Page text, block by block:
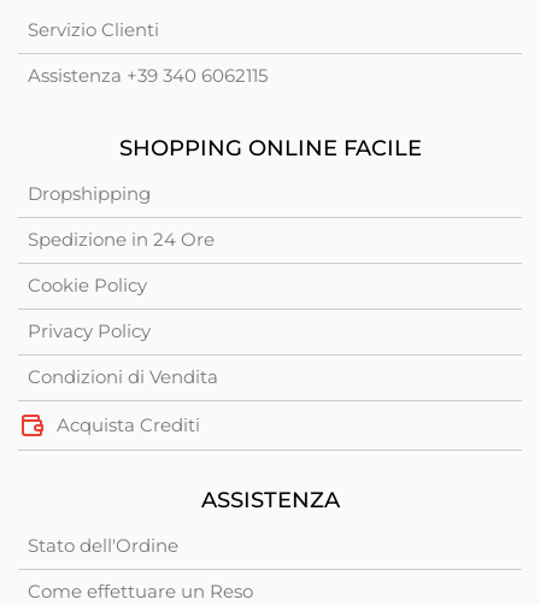
Servizio Clienti
Assistenza +39 340 6062115
SHOPPING ONLINE FACILE
Dropshipping
Spedizione in 24 Ore
Cookie Policy
Privacy Policy
Condizioni di Vendita
Acquista Crediti
ASSISTENZA
Stato dell'Ordine
Come effettuare un Reso